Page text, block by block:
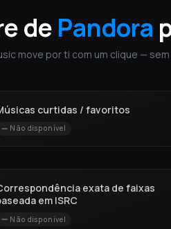
de Pandora
move por ti com um clique —
curtidas / favoritos
Não disponível
exata de faixas
em ISRC
Não disponível